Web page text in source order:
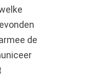
de